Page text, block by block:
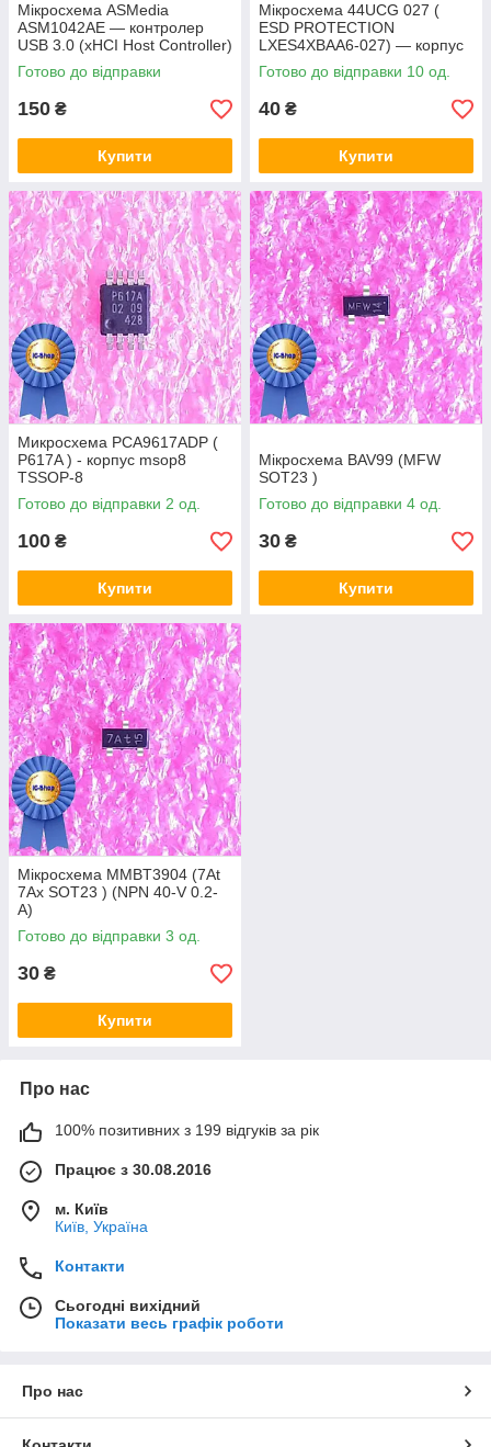
Мікросхема ASMedia
ASM1042AE — контролер
USB 3.0 (xHCI Host Controller)
Готово до відправки
150 ₴
Купити
Мікросхема 44UCG 027 (
ESD PROTECTION
LXES4XBAA6-027) — корпус
msop8
Готово до відправки 10 од.
40 ₴
Купити
Микросхема PCA9617ADP (
P617A ) - корпус msop8
TSSOP-8
Готово до відправки 2 од.
100 ₴
Купити
Мікросхема BAV99 (MFW
SOT23 )
Готово до відправки 4 од.
30 ₴
Купити
Мікросхема MMBT3904 (7At
7Ax SOT23 ) (NPN 40-V 0.2-
A)
Готово до відправки 3 од.
30 ₴
Купити
Про нас
100% позитивних з 199 відгуків за рік
Працює з 30.08.2016
м. Київ
Київ, Україна
Контакти
Сьогодні вихідний
Показати весь графік роботи
Про нас